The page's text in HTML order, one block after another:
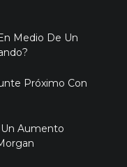
Medio De Un
Próximo Con
Un Aumento